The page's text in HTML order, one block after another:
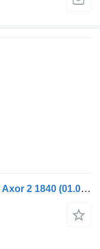
Подушка рессоры Mercedes-Benz Axor 2 1840 (01.04-) A0003220144 для тягача Mercedes-Benz Actros, Axor MP1, MP2, MP3 (1996-2014)